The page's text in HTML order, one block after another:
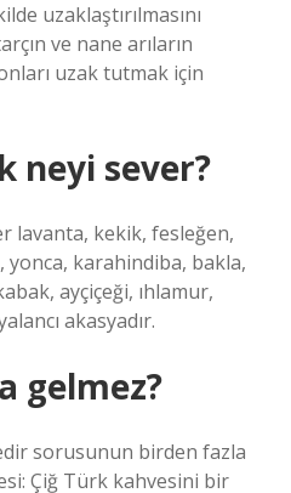
uzaklaştırılmasını
ve nane arıların
uzak tutmak için
neyi sever?
lavanta, kekik, fesleğen,
yonca, karahindiba, bakla,
ayçiçeği, ıhlamur,
akasyadır.
gelmez?
sorusunun birden fazla
Çiğ Türk kahvesini bir